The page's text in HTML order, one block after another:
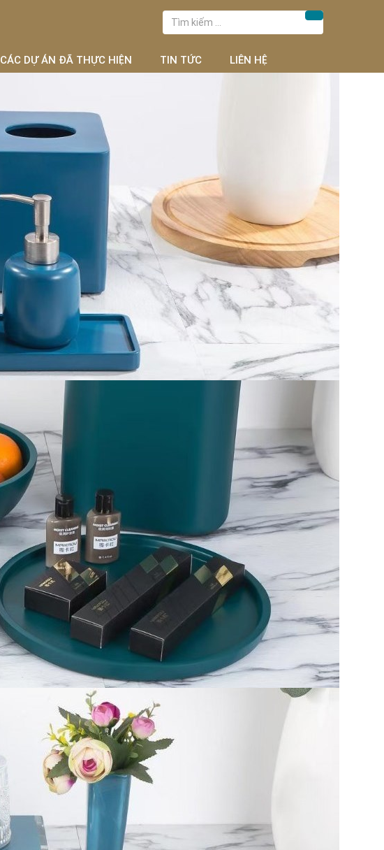
Tìm
kiếm
cho:
Tìm kiếm
CÁC DỰ ÁN ĐÃ THỰC HIỆN TIN TỨC LIÊN HỆ